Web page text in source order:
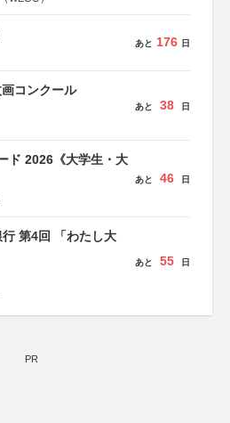
あと 176 日
コンクール
あと 38 日
ド 2026《大学生・大
あと 46 日
第4回 「わたし大
あと 55 日
PR